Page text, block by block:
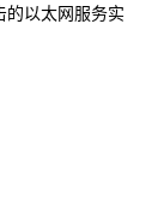
以太网服务实